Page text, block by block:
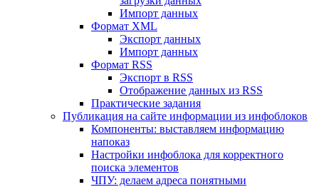
Импорт данных
Формат XML
Экспорт данных
Импорт данных
Формат RSS
Экспорт в RSS
Отображение данных из RSS
Практические задания
Публикация на сайте информации из инфоблоков
Компоненты: выставляем информацию
напоказ
Настройки инфоблока для корректного
поиска элементов
ЧПУ: делаем адреса понятными